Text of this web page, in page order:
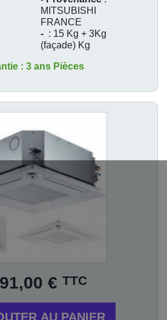
MITSUBISHI
FRANCE
- : 15 Kg + 3Kg
(façade) Kg
: 3 ans Pièces
€ TTC
AU PANIER